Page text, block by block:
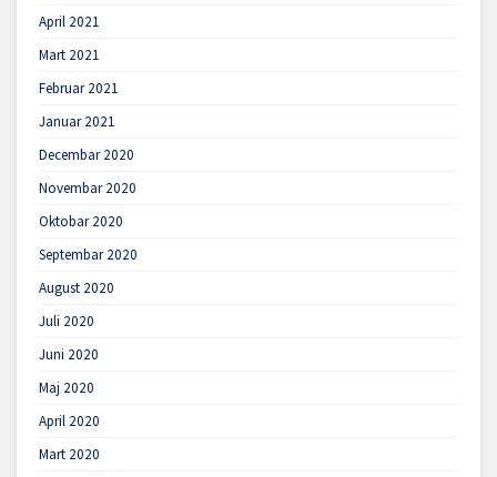
April 2021
Mart 2021
Februar 2021
Januar 2021
Decembar 2020
Novembar 2020
Oktobar 2020
Septembar 2020
August 2020
Juli 2020
Juni 2020
Maj 2020
April 2020
Mart 2020